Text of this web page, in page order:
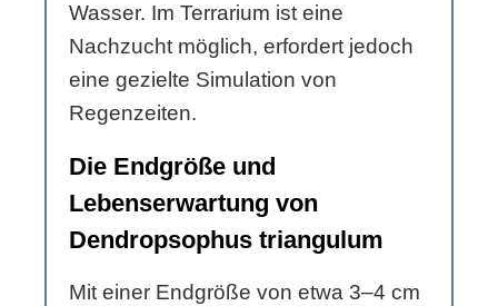
Wasser. Im Terrarium ist eine
Nachzucht möglich, erfordert jedoch
eine gezielte Simulation von
Regenzeiten.
Die Endgröße und
Lebenserwartung von
Dendropsophus triangulum
Mit einer Endgröße von etwa 3–4 cm